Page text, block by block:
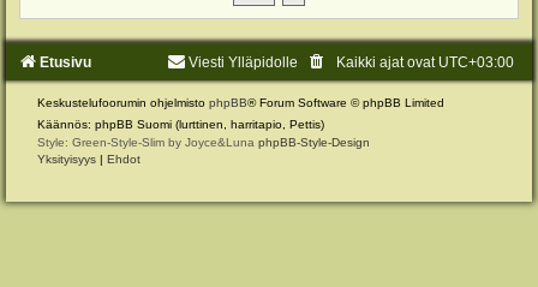
Etusivu Kaikki ajat ovat UTC+03:00
Viesti Ylläpidolle
Keskustelufoorumin ohjelmisto phpBB® Forum Software © phpBB Limited
Käännös: phpBB Suomi (lurttinen, harritapio, Pettis)
Style: Green-Style-Slim by Joyce&Luna phpBB-Style-Design
Yksityisyys | Ehdot